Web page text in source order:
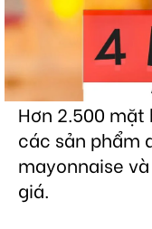
Hơn 2.500 mặt
các sản phẩm
mayonnaise
giá.